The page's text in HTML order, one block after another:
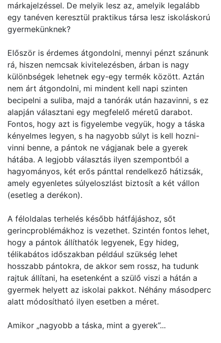
márkajelzéssel. De melyik lesz az, amelyik legalább
egy tanéven keresztül praktikus társa lesz iskoláskorú
gyermekünknek?
Először is érdemes átgondolni, mennyi pénzt szánunk
rá, hiszen nemcsak kivitelezésben, árban is nagy
különbségek lehetnek egy-egy termék között. Aztán
nem árt átgondolni, mi mindent kell napi szinten
becipelni a suliba, majd a tanórák után hazavinni, s ez
alapján választani egy megfelelő méretű darabot.
Fontos, hogy azt is figyelembe vegyük, hogy a táska
kényelmes legyen, s ha nagyobb súlyt is kell hozni-
vinni benne, a pántok ne vágjanak bele a gyerek
hátába. A legjobb választás ilyen szempontból a
hagyományos, két erős pánttal rendelkező hátizsák,
amely egyenletes súlyeloszlást biztosít a két vállon
(esetleg a derékon).
A féloldalas terhelés később hátfájáshoz, sőt
gerincproblémákhoz is vezethet. Szintén fontos lehet,
hogy a pántok állíthatók legyenek, Egy hideg,
télikabátos időszakban például szükség lehet
hosszabb pántokra, de akkor sem rossz, ha tudunk
rajtuk állítani, ha esetenként a szülő viszi a hátán a
gyermek helyett az iskolai pakkot. Néhány másodperc
alatt módosítható ilyen esetben a méret.
Amikor „nagyobb a táska, mint a gyerek”...